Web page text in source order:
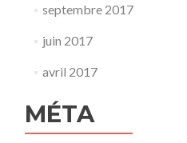
septembre 2017
juin 2017
avril 2017
MÉTA